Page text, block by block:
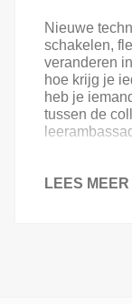
Nieuwe
schakelen,
veranderen
hoe krijg je
heb je
tussen de
LEES MEER